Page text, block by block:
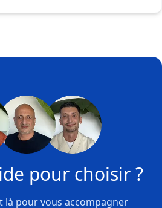
pour choisir ?
là pour vous accompagner